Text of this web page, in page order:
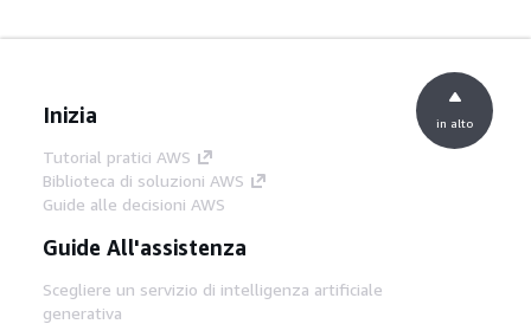
Inizia
Tutorial pratici AWS
Biblioteca di soluzioni AWS
Guide alle decisioni AWS
Guide All'assistenza
Scegliere un servizio di intelligenza artificiale
generativa
in alto